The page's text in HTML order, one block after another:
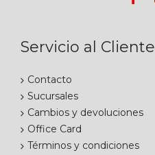
Servicio al Cliente
Contacto
Sucursales
Cambios y devoluciones
Office Card
Términos y condiciones